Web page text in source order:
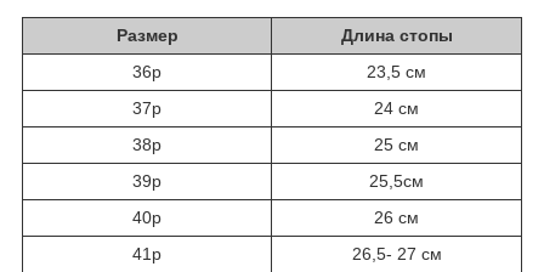
Размер
Длина стопы
36р
23,5 см
37р
24 см
38р
25 см
39р
25,5см
40р
26 см
41р
26,5- 27 см